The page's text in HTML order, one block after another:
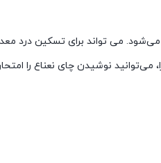
می تواند برای تسکین درد
نوشیدن چای نعناع را